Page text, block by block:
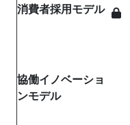
消費者採用モデル
協働イノベーショ
ンモデル